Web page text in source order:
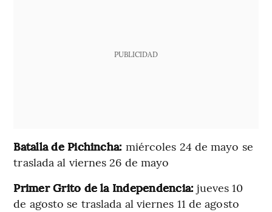
PUBLICIDAD
Batalla de Pichincha: miércoles 24 de mayo se
traslada al viernes 26 de mayo
Primer Grito de la Independencia: jueves 10
de agosto se traslada al viernes 11 de agosto